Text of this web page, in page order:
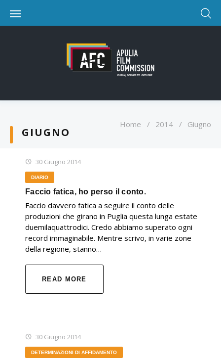
GIUGNO
Home / 2014 / Giugno
30 Giugno 2014
DIARIO
Faccio fatica, ho perso il conto.
Faccio davvero fatica a seguire il conto delle
produzioni che girano in Puglia questa lunga estate
duemilaquattrodici. Credo abbiamo superato ogni
record immaginabile. Mentre scrivo, in varie zone
della regione, stanno…
READ MORE
30 Giugno 2014
DETERMINAZIONI DI AFFIDAMENTO